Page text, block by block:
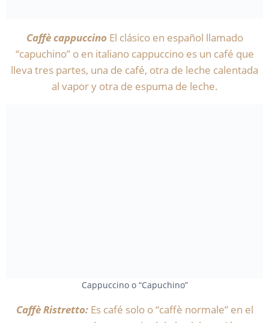
Caffè cappuccino El clásico en español llamado
“capuchino” o en italiano cappuccino es un café que
lleva tres partes, una de café, otra de leche calentada
al vapor y otra de espuma de leche.
Cappuccino o “Capuchino”
Caffè Ristretto: Es café solo o “caffè normale” en el